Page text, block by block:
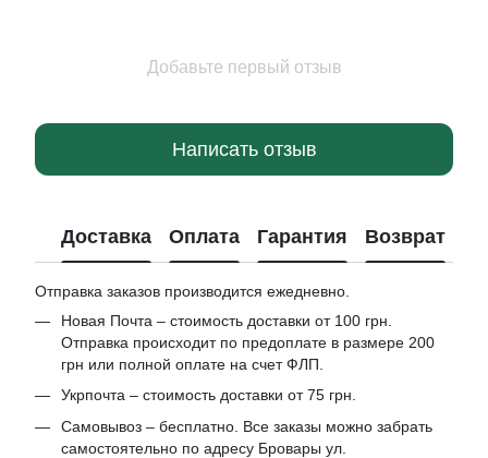
Добавьте первый отзыв
Написать отзыв
Доставка Оплата Гарантия Возврат
Отправка заказов производится ежедневно.
Новая Почта – стоимость доставки от 100 грн.
Отправка происходит по предоплате в размере 200
грн или полной оплате на счет ФЛП.
Укрпочта – стоимость доставки от 75 грн.
Самовывоз – бесплатно. Все заказы можно забрать
самостоятельно по адресу Бровары ул.